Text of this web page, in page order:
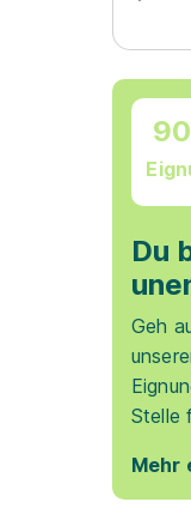
Du
Geh
Stelle
Mehr